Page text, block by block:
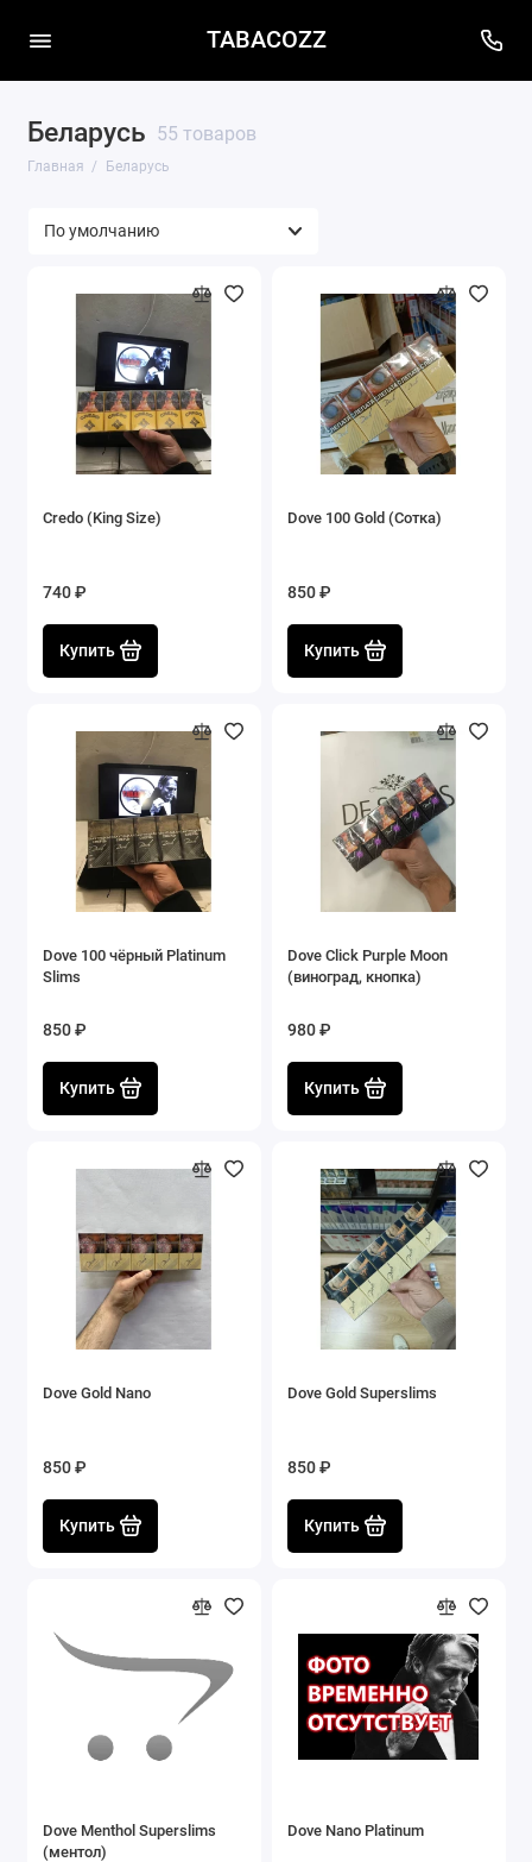
TABACOZZ
Беларусь 55 товаров
Главная Беларусь
Credo (King Size)
740 ₽
Купить
Dove 100 Gold (Сотка)
850 ₽
Купить
Dove 100 чёрный Platinum
Slims
850 ₽
Купить
Dove Click Purple Moon
(виноград, кнопка)
980 ₽
Купить
Dove Gold Nano
850 ₽
Купить
Dove Gold Superslims
850 ₽
Купить
Dove Menthol Superslims
(ментол)
Dove Nano Platinum